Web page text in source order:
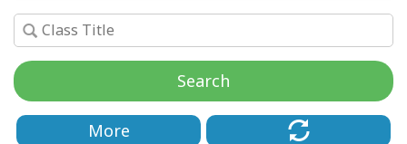
CONTACT
SEARCH Search
More